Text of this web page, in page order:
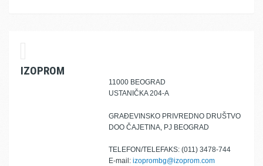
IZOPROM
11000 BEOGRAD
USTANIČKA 204-A
GRAĐEVINSKO PRIVREDNO DRUŠTVO
DOO ČAJETINA, PJ BEOGRAD
TELEFON/TELEFAKS: (011) 3478-744
E-mail: izoprombg@izoprom.com